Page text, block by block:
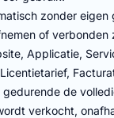
zonder eigen
of verbonden
Applicatie,
de
verkocht,